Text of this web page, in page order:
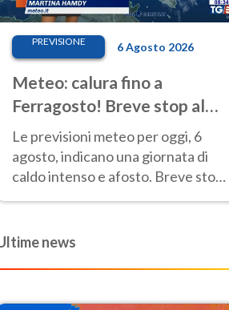
PREVISIONE 6 Agosto 2026
Meteo: calura fino a
Ferragosto! Breve stop al
Nord tra 7 e 9 agosto
Le previsioni meteo per oggi, 6
agosto, indicano una giornata di
caldo intenso e afosto. Breve stop
news